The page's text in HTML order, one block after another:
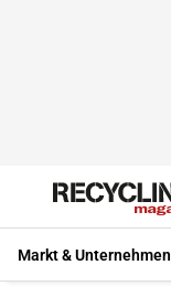
Markt & Unternehmen